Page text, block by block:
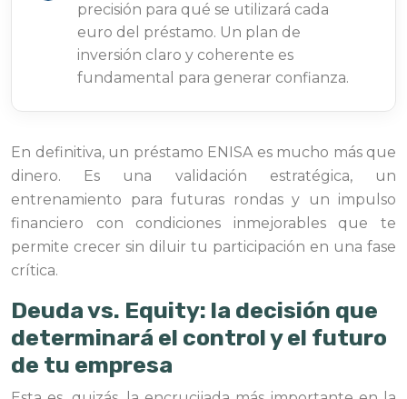
precisión para qué se utilizará cada
euro del préstamo. Un plan de
inversión claro y coherente es
fundamental para generar confianza.
En definitiva, un préstamo ENISA es mucho más que
dinero. Es una validación estratégica, un
entrenamiento para futuras rondas y un impulso
financiero con condiciones inmejorables que te
permite crecer sin diluir tu participación en una fase
crítica.
Deuda vs. Equity: la decisión que
determinará el control y el futuro
de tu empresa